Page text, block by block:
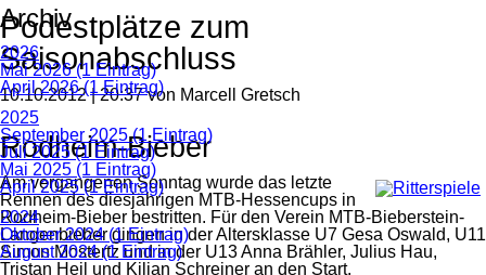
Podestplätze zum
Saisonabschluss
10.10.2012 | 20:37von Marcell Gretsch
Rodheim-Bieber
Am vergangenen Sonntag wurde das letzte
Rennen des diesjährigen MTB-Hessencups in
Rodheim-Bieber bestritten. Für den Verein MTB-Bieberstein-
Langenbieber gingen in der Altersklasse U7 Gesa Oswald, U11
Simon Mostertz und in der U13 Anna Brähler, Julius Hau,
Tristan Heil und Kilian Schreiner an den Start.
Archiv
2026
Mai 2026 (1 Eintrag)
April 2026 (1 Eintrag)
2025
September 2025 (1 Eintrag)
Juli 2025 (1 Eintrag)
Mai 2025 (1 Eintrag)
April 2025 (1 Eintrag)
2024
Oktober 2024 (1 Eintrag)
August 2024 (1 Eintrag)